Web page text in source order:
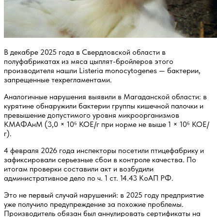
В декабре 2025 года в Свердловской области в
полуфабрикатах из мяса цыплят-бройлеров этого
производителя нашли Listeria monocytogenes — бактерии,
запрещенные техрегламентами.
Аналогичные нарушения выявили в Магаданской области: в
курятине обнаружили бактерии группы кишечной палочки и
превышение допустимого уровня микроорганизмов
КМАФАнМ (3,0 × 10⁶ КОЕ/г при норме не выше 1 × 10⁶ КОЕ/
г).
4 февраля 2026 года инспекторы посетили птицефабрику и
зафиксировали серьезные сбои в контроле качества. По
итогам проверки составили акт и возбудили
административное дело по ч. 1 ст. 14.43 КоАП РФ.
Это не первый случай нарушений: в 2025 году предприятие
уже получило предупреждение за похожие проблемы.
Производитель обязан был аннулировать сертификаты на